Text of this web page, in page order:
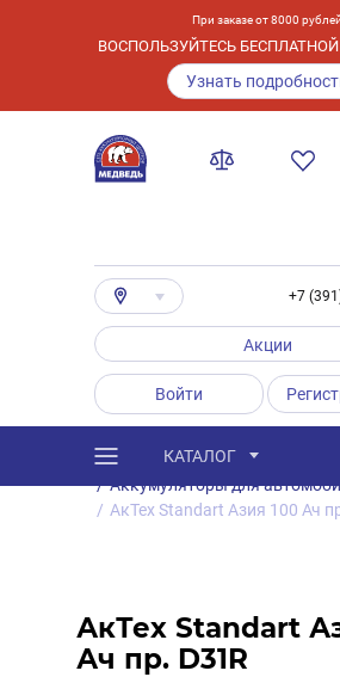
При заказе от 8000 рублей
ВОСПОЛЬЗУЙТЕСЬ
Узнать
+7
Акции
Войти
КАТАЛОГ
Каталог / Товары
/ Аккумуляторы для
/ АкТех Standart Азия 100 Ач
АкТех Standart
Ач пр. D31R